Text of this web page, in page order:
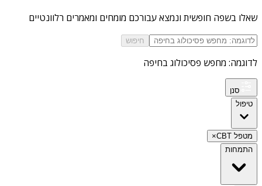
שאלו בשפה חופשית ונמצא עבורכם מומחים ומאמרים רלוונטיים
חיפוש
לדוגמה: מחפש פסיכולוג בחיפה
סנן
טיפול
מטפל CBT
×
התמחות